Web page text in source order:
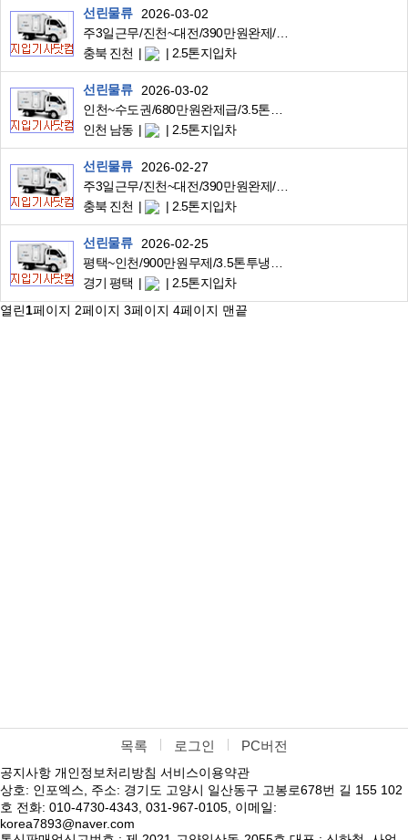
선린물류
2026-03-02
충북 진천
2.5톤지입차
선린물류
2026-03-02
인천 남동
2.5톤지입차
선린물류
2026-02-27
충북 진천
2.5톤지입차
선린물류
2026-02-25
경기 평택
2.5톤지입차
열린1페이지 2페이지 3페이지 4페이지 맨끝
목록 로그인 PC버전
공지사항 개인정보처리방침 서비스이용약관
상호: 인포엑스, 주소: 경기도 고양시 일산동구 고봉로678번 길 155 102
호 전화: 010-4730-4343, 031-967-0105, 이메일:
korea7893@naver.com